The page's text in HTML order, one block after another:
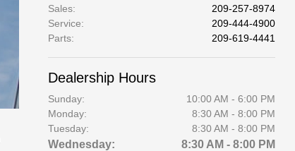
Sales:
209-257-8974
Service:
209-444-4900
Parts: 209-619-4441
Dealership Hours
Sunday:
10:00 AM - 6:00 PM
Monday:
8:30 AM - 8:00 PM
Tuesday:
8:30 AM - 8:00 PM
Wednesday: 8:30 AM - 8:00 PM